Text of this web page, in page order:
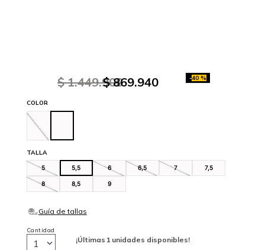
$ 1.449.900
$ 869.940 -40 %
TALLA
5 5,5 6 6,5 7 7,5
8 8,5 9
COLOR
¡Últimas 1 unidades disponibles!
Cantidad
1